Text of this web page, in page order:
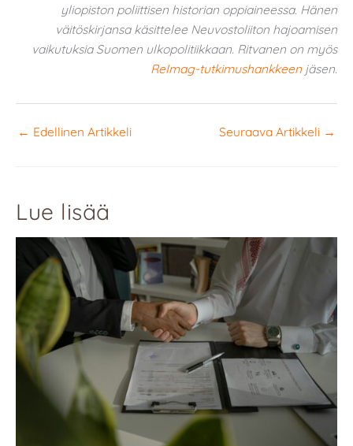
yliopiston poliittisen historian oppiaineessa. Hänen
väitöskirjansa käsittelee Neuvostoliiton hajoamisen
vaikutuksia Suomen ulkopolitiikkaan. Ritvanen on myös
ReImag-tutkimushankkeenjäsen.
← Edellinen Artikkeli Seuraava Artikkeli →
Lue lisää